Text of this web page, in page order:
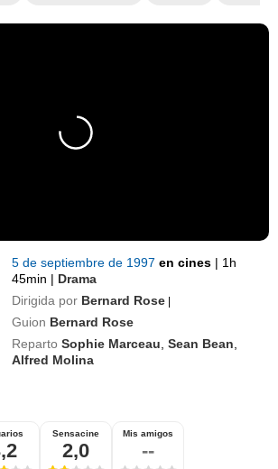
5 de septiembre de 1997en cines | 1h
45min | Drama
Dirigida por Bernard Rose |
Guion Bernard Rose
Reparto Sophie Marceau ,Sean Bean
Alfred Molina
Sensacine
2,0
Mis amigos
--